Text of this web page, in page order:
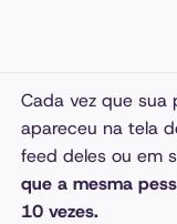
Cada vez que sua
apareceu na tela
feed deles ou em
que a mesma
10 vezes.